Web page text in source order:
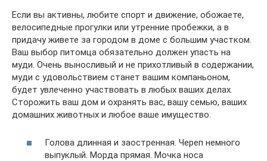
Если вы активны, любите спорт и движение, обожаете,
велосипедные прогулки или утренние пробежки, а в
придачу живете за городом в доме с большим участком.
Ваш выбор питомца обязательно должен упасть на
муди. Очень выносливый и не прихотливый в содержании,
муди с удовольствием станет вашим компаньоном,
будет увлеченно участвовать в любых ваших делах.
Сторожить ваш дом и охранять вас, вашу семью, ваших
домашних животных и любое ваше имущество.
Голова длинная и заостренная. Череп немного
выпуклый. Морда прямая. Мочка носа